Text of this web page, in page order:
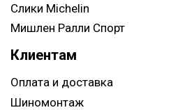
Слики Michelin
Мишлен Ралли Спорт
Клиентам
Оплата и доставка
Шиномонтаж